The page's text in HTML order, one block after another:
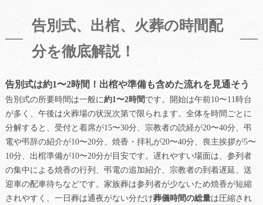
告別式、出棺、火葬の時間配
分を徹底解説！
告別式は約1〜2時間！出棺や準備も含めた流れを見通そう
告別式の所要時間は一般に約1〜2時間 です。開始は午前10〜11時台
が多く、午後は火葬場の状況次第で限られます。全体を時間ごとに
分解すると、受付と着席が15〜30分、宗教者の読経が20〜40分、弔
電や弔辞の紹介が10〜20分、焼香・拝礼が20〜40分、喪主挨拶が5〜
10分、出棺準備が10〜20分が目安です。遅れやすい場面は、参列者
の集中による焼香の行列、弔電の追加紹介、宗教者の到着遅延、送
迎車の配車待ちなどです。家族葬は参列者が少ないため焼香が短縮
されやすく、一日葬は通夜がない分だけ葬儀時間の総量は圧縮され